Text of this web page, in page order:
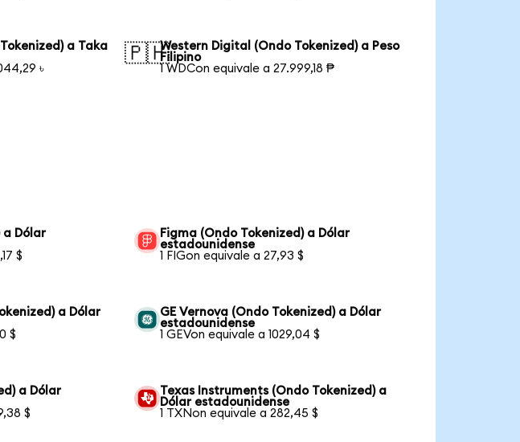
a Taka
৳
🇵🇭Western Digital (Ondo Tokenized) a Peso
Filipino
1 WDCon equivale a 27.999,18 ₱
a Dólar
$
Figma (Ondo Tokenized) a Dólar
estadounidense
1 FIGon equivale a 27,93 $
a Dólar
$
GE Vernova (Ondo Tokenized) a Dólar
estadounidense
1 GEVon equivale a 1029,04 $
a Dólar
$
Texas Instruments (Ondo Tokenized) a
Dólar estadounidense
1 TXNon equivale a 282,45 $